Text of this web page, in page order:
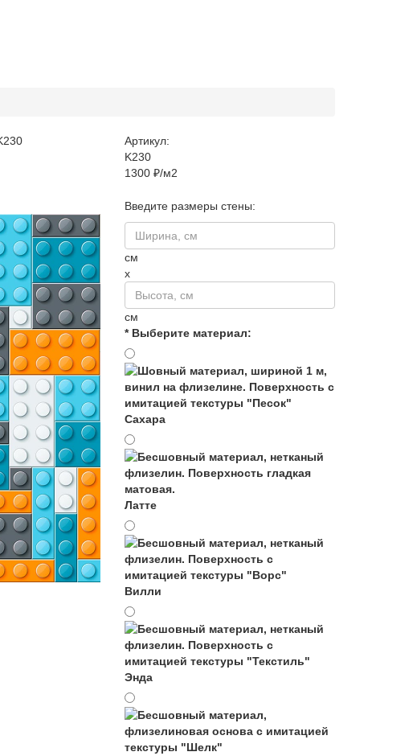
Артикул:
K230
1300 ₽/м2
Введите размеры стены:
см
x
см
* Выберите материал:
Сахара
Латте
Вилли
Энда